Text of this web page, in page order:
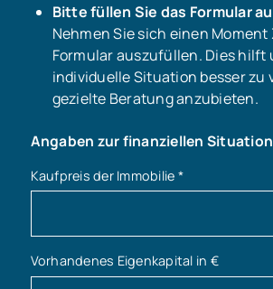
Bitte füllen Sie das Formular
Nehmen Sie sich einen Moment
Formular auszufüllen. Dies hilft
individuelle Situation besser zu
gezielte Beratung anzubieten.
Angaben zur finanziellen Situation
Kaufpreis der Immobilie *
Vorhandenes Eigenkapital in €